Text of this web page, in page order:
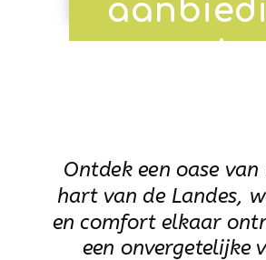
Ontdek een oase
hart van de Landes,
en comfort elkaar
een onvergetelijke